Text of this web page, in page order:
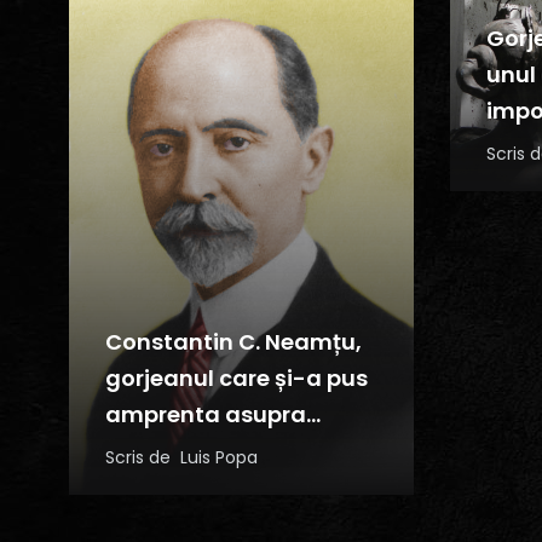
Constantin C. Neamțu,
gorjeanul care și-a pus
amprenta asupra
orașului Craiova
Scris de Luis Popa
unul
ai
Scris